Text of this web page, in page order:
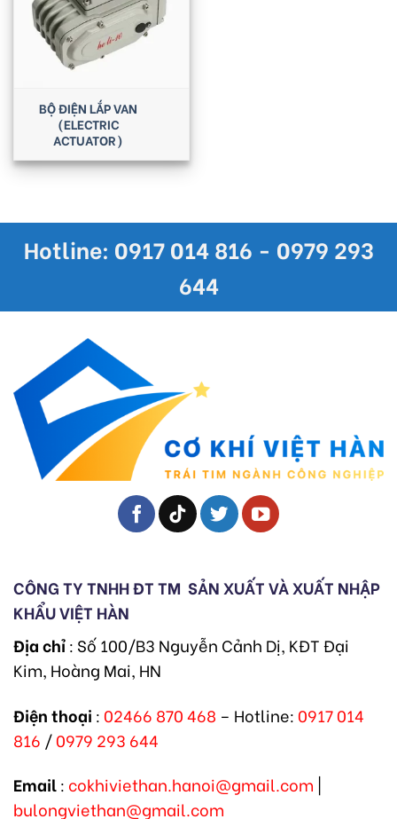
BỘ ĐIỆN LẮP VAN
(ELECTRIC
ACTUATOR)
Hotline: 0917 014 816 - 0979 293
644
CÔNG TY TNHH ĐT TM SẢN XUẤT VÀ XUẤT NHẬP
KHẨU VIỆT HÀN
Địa chỉ: Số 100/B3 Nguyễn Cảnh Dị, KĐT Đại
Kim, Hoàng Mai, HN
Điện thoại : 02466 870 468 – Hotline: 0917 014
816 /0979 293 644
Email: cokhiviethan.hanoi@gmail.com
bulongviethan@gmail.com